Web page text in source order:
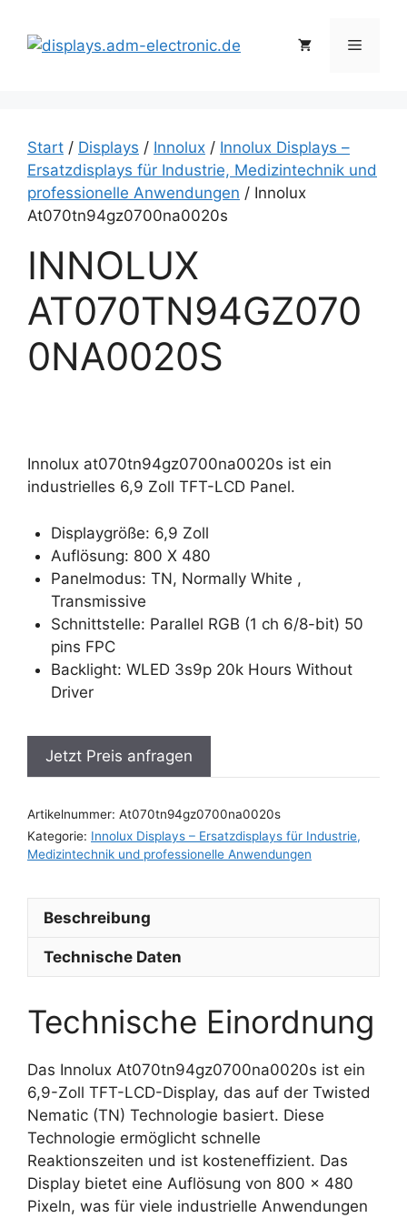
Inhalt
springen
Menü
Start / Displays / Innolux / Innolux Displays –
Ersatzdisplays für Industrie, Medizintechnik und
professionelle Anwendungen / Innolux
At070tn94gz0700na0020s
INNOLUX
AT070TN94GZ070
0NA0020S
Innolux at070tn94gz0700na0020s ist ein
industrielles 6,9 Zoll TFT-LCD Panel.
Displaygröße: 6,9 Zoll
Auflösung: 800 X 480
Panelmodus: TN, Normally White ,
Transmissive
Schnittstelle: Parallel RGB (1 ch 6/8-bit) 50
pins FPC
Backlight: WLED 3s9p 20k Hours Without
Driver
Jetzt Preis anfragen
Artikelnummer: At070tn94gz0700na0020s
Kategorie: Innolux Displays – Ersatzdisplays für Industrie,
Medizintechnik und professionelle Anwendungen
Beschreibung
Technische Daten
Technische Einordnung
Das Innolux At070tn94gz0700na0020s ist ein
6,9-Zoll TFT-LCD-Display, das auf der Twisted
Nematic (TN) Technologie basiert. Diese
Technologie ermöglicht schnelle
Reaktionszeiten und ist kosteneffizient. Das
Display bietet eine Auflösung von 800 x 480
Pixeln, was für viele industrielle Anwendungen